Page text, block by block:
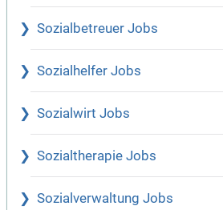
Sozialbetreuer Jobs
Sozialhelfer Jobs
Sozialwirt Jobs
Sozialtherapie Jobs
Sozialverwaltung Jobs